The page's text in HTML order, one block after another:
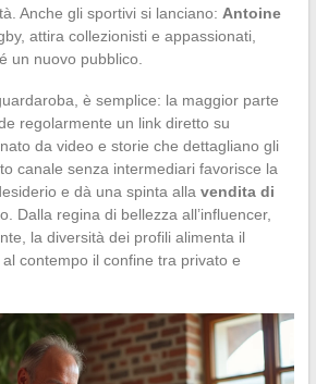
Anche gli sportivi si lanciano: Antoine
attira collezionisti e appassionati,
un nuovo pubblico.
è semplice: la maggior parte
regolarmente un link diretto su
da video e storie che dettagliano gli
canale senza intermediari favorisce la
e dà una spinta alla vendita di
Dalla regina di bellezza all’influencer,
la diversità dei profili alimenta il
contempo il confine tra privato e